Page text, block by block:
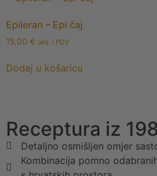
Epileran – Epi čaj
15,00 € uklj. i PDV
Dodaj u košaricu
Receptura iz
Detaljno osmišljen omjer
Kombinacija pomno